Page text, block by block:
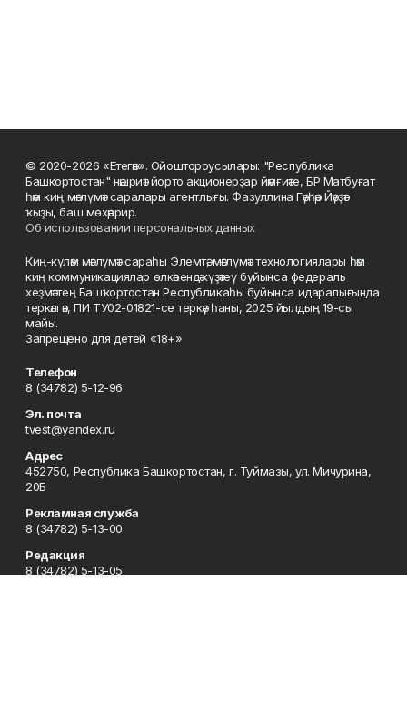
© 2020-2026 «Етегән». Ойоштороусылары: "Республика
Башкортостан" нәшриәт йорто акционерҙар йәмғиәте, БР Матбуғат
һәм киң мәғлүмәт саралары агентлығы. Фазуллина Гәүһәр Йәүҙәт
ҡыҙы, баш мөхәррир.
Об использовании персональных данных
Киң-күләм мәғлүмәт сараһы Элемтә, мәғлүмәт технологиялары һәм
киң коммуникациялар өлкәһендә күҙәтеү буйынса федераль
хеҙмәттең Башҡортостан Республикаһы буйынса идаралығында
теркәлгән, ПИ ТУ02-01821-се теркәү һаны, 2025 йылдың 19-сы
майы.
Запрещено для детей «18+»
Телефон
8 (34782) 5-12-96
Эл. почта
tvest@yandex.ru
Адрес
452750, Республика Башкортостан, г. Туймазы, ул. Мичурина,
20Б
Рекламная служба
8 (34782) 5-13-00
Редакция
8 (34782) 5-13-05